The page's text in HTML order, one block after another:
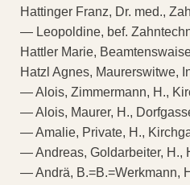
Hattinger Franz, Dr. med.,
— Leopoldine, bef.
Hattler Marie,
Hatzl Agnes, Maurerswitwe,
— Alois, Zimmermann, H.,
— Alois, Maurer, H.,
— Amalie, Private, H.,
— Andreas, Goldarbeiter, H.,
— Andrä, B.=B.=Werkmann,